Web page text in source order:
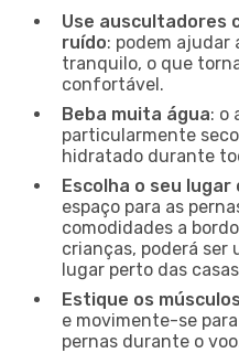
Use auscultadores
ruído: podem ajudar
tranquilo, o que
confortável.
Beba muita água: o
particularmente
hidratado durante
Escolha o seu
espaço para as
comodidades a
crianças, poderá ser
lugar perto das
Estique os
e movimente-se
pernas durante o